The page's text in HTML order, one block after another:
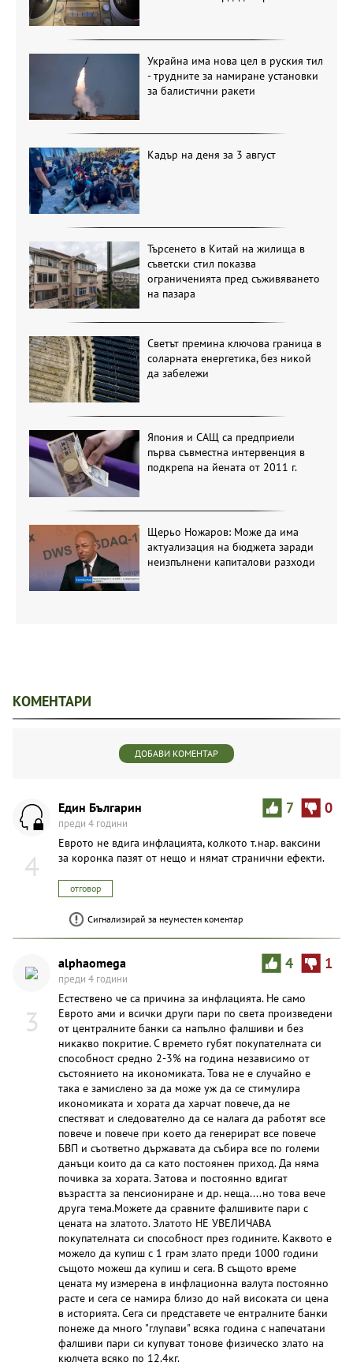
Украйна има нова цел в руския тил
- трудните за намиране установки
за балистични ракети
Кадър на деня за 3 август
Търсенето в Китай на жилища в
съветски стил показва
ограниченията пред съживяването
на пазара
Светът премина ключова граница в
соларната енергетика, без никой
да забележи
Япония и САЩ са предприели
първа съвместна интервенция в
подкрепа на йената от 2011 г.
Щерьо Ножаров: Може да има
актуализация на бюджета заради
неизпълнени капиталови разходи
КОМЕНТАРИ
ДОБАВИ КОМЕНТАР
4
7 0
Един Българин
преди 4 години
Еврото не вдига инфлацията, колкото т.нар. ваксини
за коронка пазят от нещо и нямат странични ефекти.
отговор
Сигнализирай за неуместен коментар
3
4 1
alphaomega
преди 4 години
Естествено че са причина за инфлацията. Не само
Еврото ами и всички други пари по света произведени
от централните банки са напълно фалшиви и без
никакво покритие. С времето губят покупателната си
способност средно 2-3% на година независимо от
състоянието на икономиката. Това не е случайно е
така е замислено за да може уж да се стимулира
икономиката и хората да харчат повече, да не
спестяват и следователно да се налага да работят все
повече и повече при което да генерират все повече
БВП и съответно държавата да събира все по големи
данъци които да са като постоянен приход. Да няма
почивка за хората. Затова и постоянно вдигат
възрастта за пенсиониране и др. неща....но това вече
друга тема.Можете да сравните фалшивите пари с
цената на златото. Златото НЕ УВЕЛИЧАВА
покупателната си способност през годините. Каквото е
можело да купиш с 1 грам злато преди 1000 години
същото можеш да купиш и сега. В същото време
цената му измерена в инфлационна валута постоянно
расте и сега се намира близо до най високата си цена
в историята. Сега си представете че ентралните банки
понеже да много "глупави" всяка година с напечатани
фалшиви пари си купуват тонове физическо злато на
кюлчета всяко по 12.4кг.